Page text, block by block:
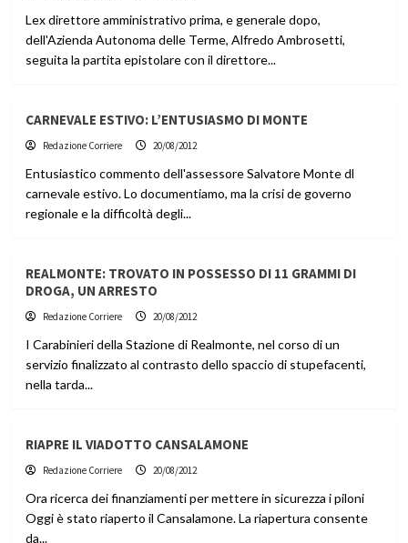
Lex direttore amministrativo prima, e generale dopo,
dell'Azienda Autonoma delle Terme, Alfredo Ambrosetti,
seguita la partita epistolare con il direttore...
CARNEVALE ESTIVO: L’ENTUSIASMO DI MONTE
Redazione Corriere 20/08/2012
Entusiastico commento dell'assessore Salvatore Monte dl
carnevale estivo. Lo documentiamo, ma la crisi de governo
regionale e la difficoltà degli...
REALMONTE: TROVATO IN POSSESSO DI 11 GRAMMI DI
DROGA, UN ARRESTO
Redazione Corriere 20/08/2012
I Carabinieri della Stazione di Realmonte, nel corso di un
servizio finalizzato al contrasto dello spaccio di stupefacenti,
nella tarda...
RIAPRE IL VIADOTTO CANSALAMONE
Redazione Corriere 20/08/2012
Ora ricerca dei finanziamenti per mettere in sicurezza i piloni
Oggi è stato riaperto il Cansalamone. La riapertura consente
da...